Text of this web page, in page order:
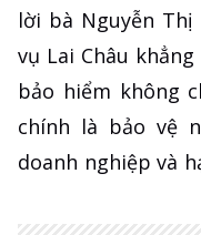
lời bà Nguyễn Thị
vụ Lai Châu
bảo hiểm không
chính là bảo vệ
doanh nghiệp và